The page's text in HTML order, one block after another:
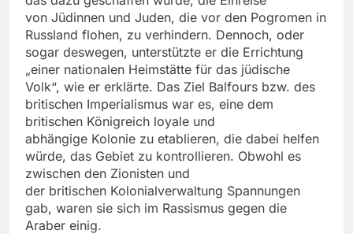
von Jüdinnen und Juden, die vor den Pogromen in
Russland flohen, zu verhindern. Dennoch, oder
sogar deswegen, unterstützte er die Errichtung
„einer nationalen Heimstätte für das jüdische
Volk“, wie er erklärte. Das Ziel Balfours bzw. des
britischen Imperialismus war es, eine dem
britischen Königreich loyale und
abhängige Kolonie zu etablieren, die dabei helfen
würde, das Gebiet zu kontrollieren. Obwohl es
zwischen den Zionisten und
der britischen Kolonialverwaltung Spannungen
gab, waren sie sich im Rassismus gegen die
Araber einig.